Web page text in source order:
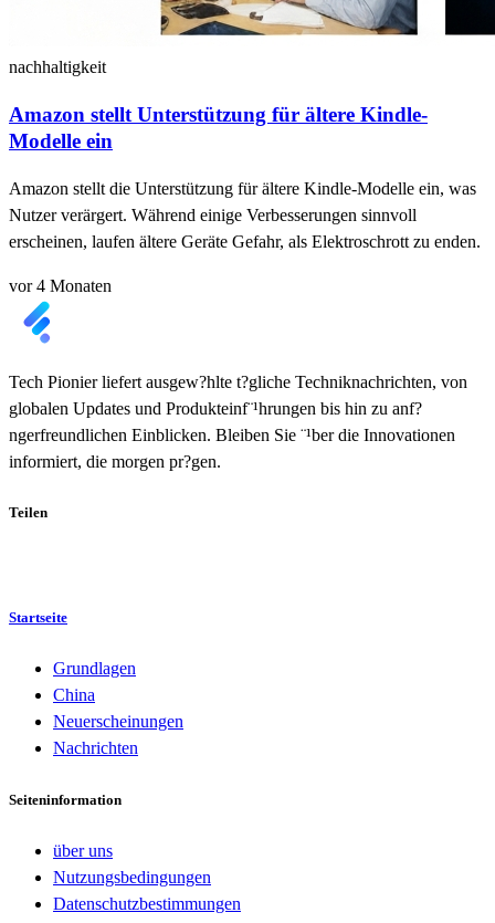
nachhaltigkeit
Amazon stellt Unterstützung für ältere Kindle-
Modelle ein
Amazon stellt die Unterstützung für ältere Kindle-Modelle ein, was
Nutzer verärgert. Während einige Verbesserungen sinnvoll
erscheinen, laufen ältere Geräte Gefahr, als Elektroschrott zu enden.
vor 4 Monaten
Tech Pionier liefert ausgew?hlte t?gliche Techniknachrichten, von
globalen Updates und Produkteinf¨¹hrungen bis hin zu anf?
ngerfreundlichen Einblicken. Bleiben Sie ¨¹ber die Innovationen
informiert, die morgen pr?gen.
Teilen
Startseite
Grundlagen
China
Neuerscheinungen
Nachrichten
Seiteninformation
über uns
Nutzungsbedingungen
Datenschutzbestimmungen